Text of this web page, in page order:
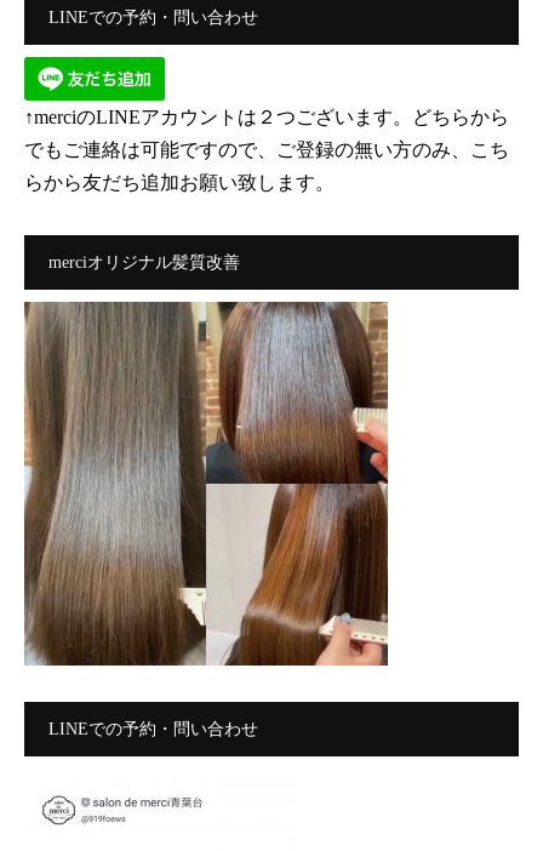
LINEでの予約・問い合わせ
↑merciのLINEアカウントは２つございます。どちらから
でもご連絡は可能ですので、ご登録の無い方のみ、こち
らから友だち追加お願い致します。
merciオリジナル髪質改善
LINEでの予約・問い合わせ